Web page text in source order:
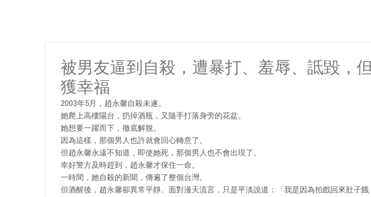
被男友逼到自殺，遭暴打、羞辱、詆毀，
獲幸福
2003年5月，趙永馨自殺未遂。
她爬上高樓陽台，扔掉酒瓶，又隨手打落身旁的花盆。
她想要一躍而下，徹底解脫。
因為這樣，那個男人也許就會回心轉意了。
但趙永馨永遠不知道，即使她死，那個男人也不會出現了。
幸好警方及時趕到，趙永馨才保住一命。
一時間，她自殺的新聞，傳遍了整個台灣。
但酒醒後，趙永馨卻異常平靜。面對漫天流言，只是平淡說道：「我是因為拍戲回來肚子餓